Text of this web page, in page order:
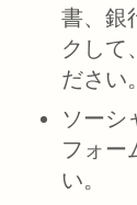
書、銀
クして
ださい。
ソーシ
フォー
い。